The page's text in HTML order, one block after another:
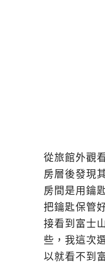
從旅館外觀
房層後發現
房間是用鑰
把鑰匙保管
接看到富士
些，我這次
以就看不到